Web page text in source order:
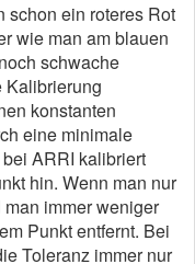
schon ein roteres Rot
wie man am blauen
schwache
Kalibrierung
konstanten
eine minimale
ARRI kalibriert
hin. Wenn man nur
immer weniger
Punkt entfernt. Bei
Toleranz immer nur